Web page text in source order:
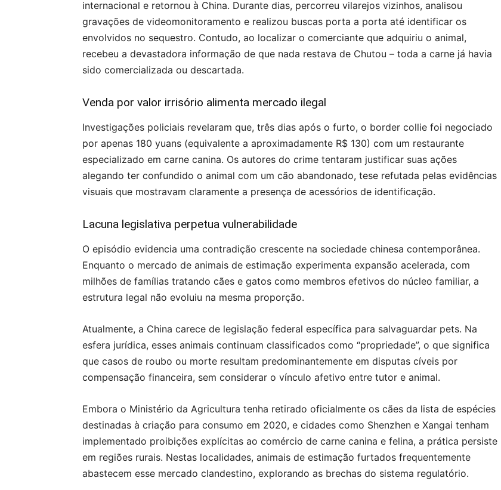
internacional e retornou à China. Durante dias, percorreu vilarejos vizinhos, analisou
gravações de videomonitoramento e realizou buscas porta a porta até identificar os
envolvidos no sequestro. Contudo, ao localizar o comerciante que adquiriu o animal,
recebeu a devastadora informação de que nada restava de Chutou – toda a carne já havia
sido comercializada ou descartada.
Venda por valor irrisório alimenta mercado ilegal
Investigações policiais revelaram que, três dias após o furto, o border collie foi negociado
por apenas 180 yuans (equivalente a aproximadamente R$ 130) com um restaurante
especializado em carne canina. Os autores do crime tentaram justificar suas ações
alegando ter confundido o animal com um cão abandonado, tese refutada pelas evidências
visuais que mostravam claramente a presença de acessórios de identificação.
Lacuna legislativa perpetua vulnerabilidade
O episódio evidencia uma contradição crescente na sociedade chinesa contemporânea.
Enquanto o mercado de animais de estimação experimenta expansão acelerada, com
milhões de famílias tratando cães e gatos como membros efetivos do núcleo familiar, a
estrutura legal não evoluiu na mesma proporção.
Atualmente, a China carece de legislação federal específica para salvaguardar pets. Na
esfera jurídica, esses animais continuam classificados como “propriedade”, o que significa
que casos de roubo ou morte resultam predominantemente em disputas cíveis por
compensação financeira, sem considerar o vínculo afetivo entre tutor e animal.
Embora o Ministério da Agricultura tenha retirado oficialmente os cães da lista de espécies
destinadas à criação para consumo em 2020, e cidades como Shenzhen e Xangai tenham
implementado proibições explícitas ao comércio de carne canina e felina, a prática persiste
em regiões rurais. Nestas localidades, animais de estimação furtados frequentemente
abastecem esse mercado clandestino, explorando as brechas do sistema regulatório.